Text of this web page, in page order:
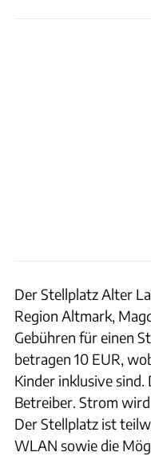
Der Stellplatz Alter
Region Altmark,
Gebühren für einen
betragen 10 EUR,
Kinder inklusive
Betreiber. Strom
Der Stellplatz ist
WLAN sowie die